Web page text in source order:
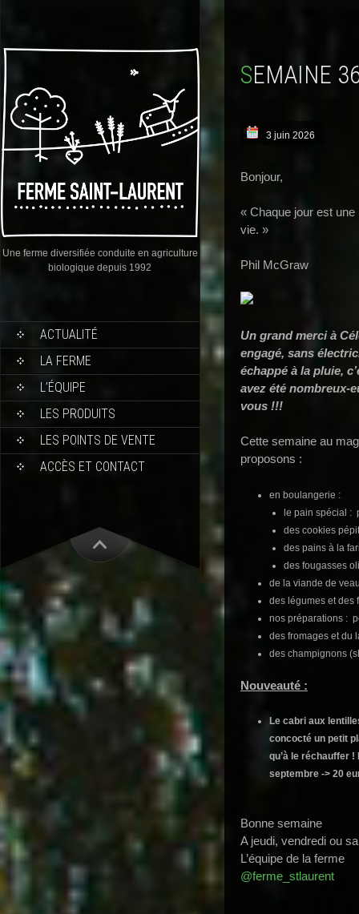
Une ferme diversifiée conduite en agriculture
biologique depuis 1992
ACTUALITÉ
LA FERME
L’ÉQUIPE
LES PRODUITS
LES POINTS DE VENTE
ACCÈS ET CONTACT
SEMAINE
3 juin 2026
Bonjour,
« Chaque jour est
vie. »
Phil McGraw
Un grand merci à
engagé, sans
échappé à la pluie,
avez été nombreux-
vous !!!
Cette semaine au
proposons :
en boulangerie :
le pain spécial :
des cookies
des pains à la
des fougasses
de la viande de
des légumes et des
nos préparations :
des fromages et du
des champignons
Nouveauté :
Le cabri aux
concocté un petit
qu’à le réchauffer
septembre -> 20
Bonne semaine
A jeudi, vendredi ou
L’équipe de la ferme
@ferme_stlaurent